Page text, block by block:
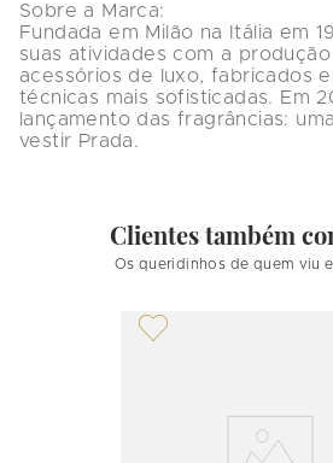
Sobre a Marca:
Fundada em Milão na Itália em
suas atividades com a
acessórios de luxo, fabricados
técnicas mais sofisticadas. Em
lançamento das fragrâncias:
vestir Prada.
Clientes também
Os queridinhos de quem viu